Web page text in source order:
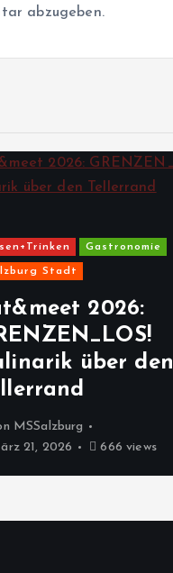
abzugeben.
Gastronomie
Stadt
2026:
über den
MSSalzburg
21, 2026
666 views